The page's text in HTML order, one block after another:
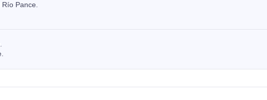
Pance.